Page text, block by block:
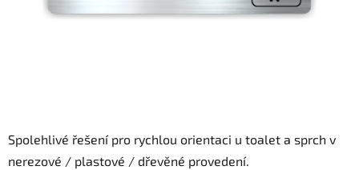
Spolehlivé řešení pro rychlou orientaci u toalet a sprch v
nerezové / plastové / dřevěné provedení.